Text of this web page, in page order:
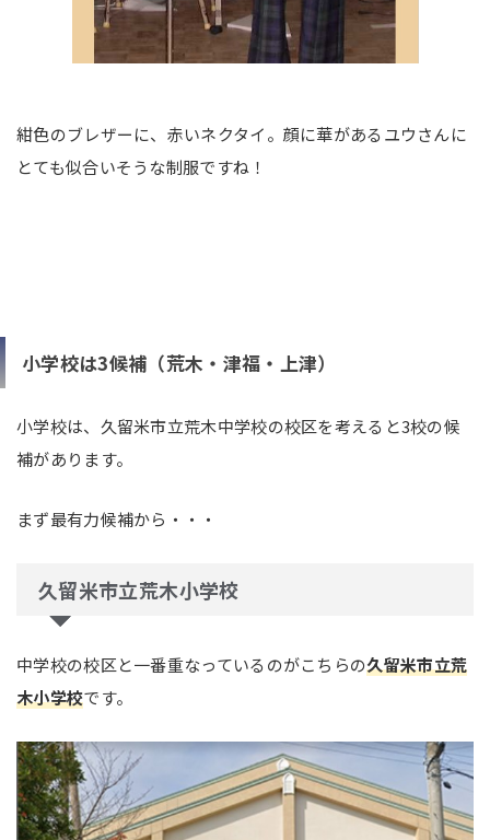
紺色のブレザーに、赤いネクタイ。顔に華があるユウさんに
とても似合いそうな制服ですね！
小学校は3候補（荒木・津福・上津）
小学校は、久留米市立荒木中学校の校区を考えると3校の候
補があります。
まず最有力候補から・・・
久留米市立荒木小学校
中学校の校区と一番重なっているのがこちらの久留米市立荒
木小学校です。